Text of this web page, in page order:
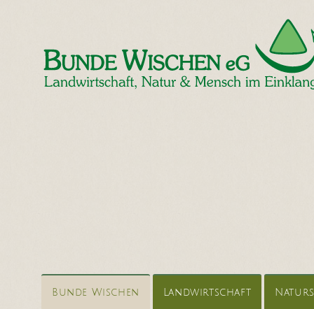
Bunde Wischen Landwirtschaft